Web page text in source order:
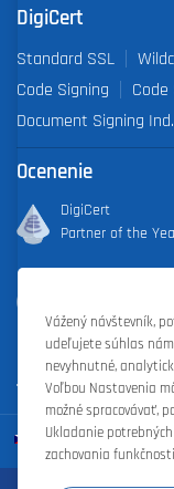
DigiCert
Standard SSL
Code Signing
Code
Document Signing Ind.
Ocenenie
DigiCert
Partner of the
2022
Vážený návštevník,
udeľujete súhlas
nevyhnutné,
Voľbou Nastavenia
možné spracovávať,
Ukladanie
zachovania